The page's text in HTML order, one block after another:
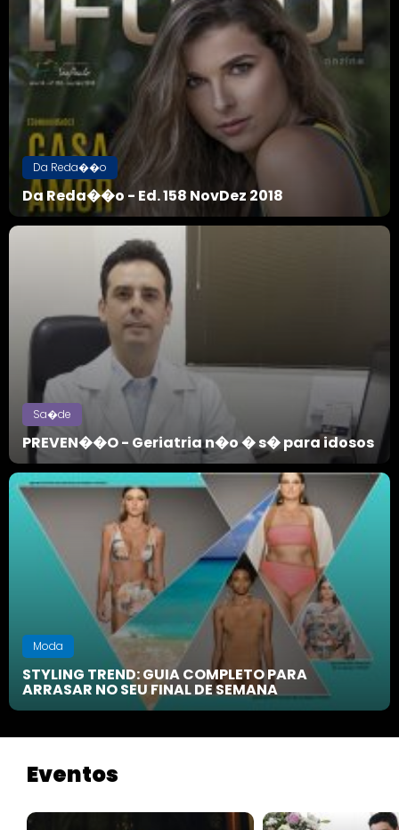
Da Reda��o
Da Reda��o - Ed. 158 NovDez 2018
Sa�de
PREVEN��O - Geriatria n�o � s� para idosos
Moda
STYLING TREND: GUIA COMPLETO PARA
ARRASAR NO SEU FINAL DE SEMANA
Eventos